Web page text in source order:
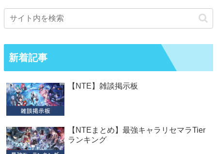
新着記事
【NTE】雑談掲示板
【NTEまとめ】最強キャラリセマラTier
ランキング